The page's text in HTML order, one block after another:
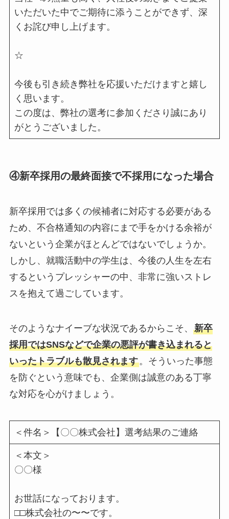
いただいた中でご期待に添うことができず、深
くお詫び申し上げます。
☆
今後も引き続き弊社を応援いただけますと嬉し
く思います。
この度は、弊社の選考に参加くださり誠にあり
がとうございました。
④新卒採用の最終面接で不採用になった場合
新卒採用では多くの候補者に対応する必要がある
ため、不合格通知の内容にまで手をかける余裕が
ないという企業がほとんどではないでしょうか。
しかし、就職活動中の学生は、今後の人生を左右
するというプレッシャーの中、非常に強いストレ
スを抱えて過ごしています。
そのようなナイーブな状況であるからこそ、 新卒
採用ではSNSなどで企業の悪評が書き込まれると
いったトラブルも散見されます。そういった事態
を防ぐという意味でも、企業側は誠意のある丁寧
な対応を心がけましょう。
＜件名＞【〇〇株式会社】選考結果のご連絡
＜本文＞
〇〇様
お世話になっております。
□□株式会社の〜〜です。